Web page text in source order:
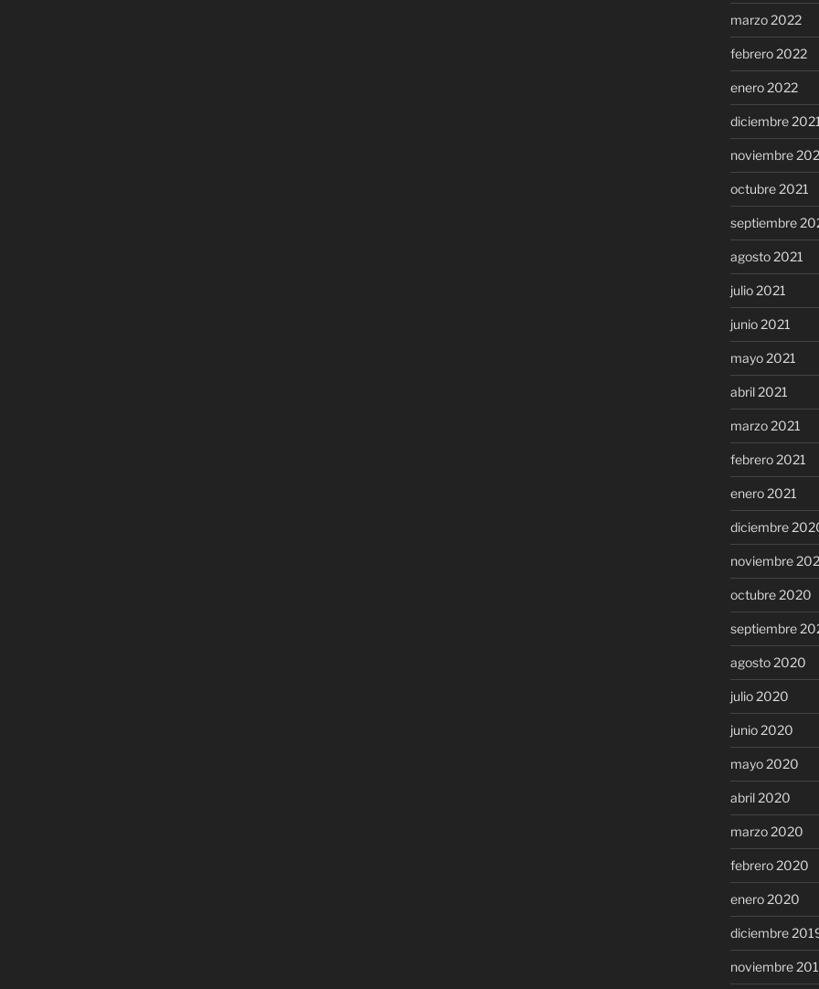
marzo 2022
febrero 2022
enero 2022
diciembre 2021
noviembre
octubre 2021
septiembre
agosto 2021
julio 2021
junio 2021
mayo 2021
abril 2021
marzo 2021
febrero 2021
enero 2021
diciembre
noviembre
octubre 2020
septiembre
agosto 2020
julio 2020
junio 2020
mayo 2020
abril 2020
marzo 2020
febrero 2020
enero 2020
diciembre
noviembre